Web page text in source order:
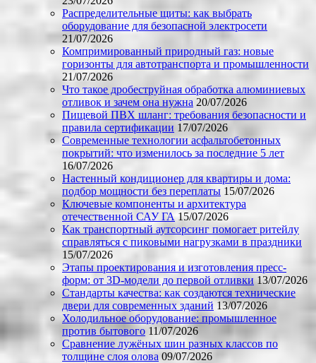
Распределительные щиты: как выбрать
оборудование для безопасной электросети
21/07/2026
Компримированный природный газ: новые
горизонты для автотранспорта и промышленности
21/07/2026
Что такое дробеструйная обработка алюминиевых
отливок и зачем она нужна 20/07/2026
Пищевой ПВХ шланг: требования безопасности и
правила сертификации 17/07/2026
Современные технологии асфальтобетонных
покрытий: что изменилось за последние 5 лет
16/07/2026
Настенный кондиционер для квартиры и дома:
подбор мощности без переплаты 15/07/2026
Ключевые компоненты и архитектура
отечественной САУ ГА 15/07/2026
Как транспортный аутсорсинг помогает ритейлу
справляться с пиковыми нагрузками в праздники
15/07/2026
Этапы проектирования и изготовления пресс-
форм: от 3D-модели до первой отливки 13/07/2026
Стандарты качества: как создаются технические
двери для современных зданий 13/07/2026
Холодильное оборудование: промышленное
против бытового 11/07/2026
Сравнение лужёных шин разных классов по
толщине слоя олова 09/07/2026